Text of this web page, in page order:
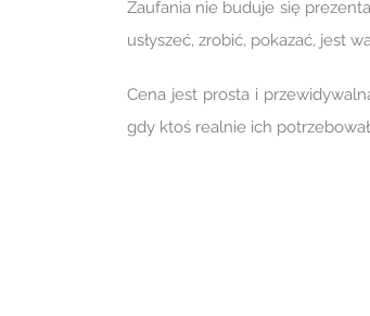
Zaufania nie buduje się
usłyszeć, zrobić, pokazać, jest
Cena jest prosta i
gdy ktoś realnie ich